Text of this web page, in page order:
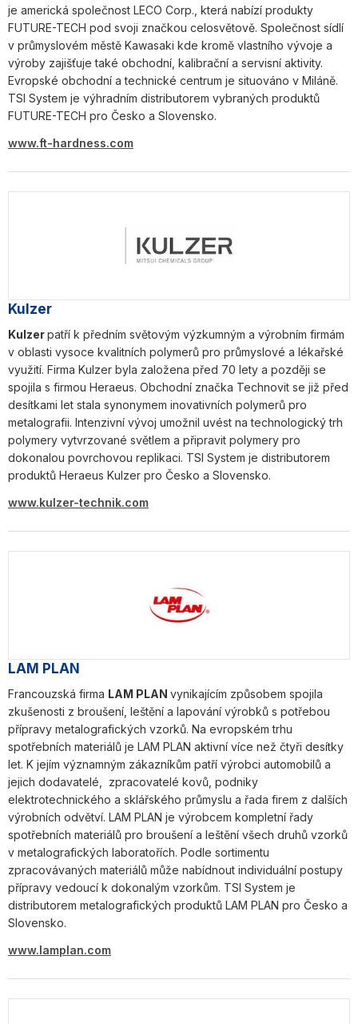
je americká společnost LECO Corp., která nabízí produkty
FUTURE-TECH pod svoji značkou celosvětově. Společnost sídlí
v průmyslovém městě Kawasaki kde kromě vlastního vývoje a
výroby zajišťuje také obchodní, kalibrační a servisní aktivity.
Evropské obchodní a technické centrum je situováno v Miláně.
TSI System je výhradním distributorem vybraných produktů
FUTURE-TECH pro Česko a Slovensko.
www.ft-hardness.com
Kulzer
Kulzerpatří k předním světovým výzkumným a výrobním firmám
v oblasti vysoce kvalitních polymerů pro průmyslové a lékařské
využití. Firma Kulzer byla založena před 70 lety a později se
spojila s firmou Heraeus. Obchodní značka Technovit se již před
desítkami let stala synonymem inovativních polymerů pro
metalografii. Intenzivní vývoj umožnil uvést na technologický trh
polymery vytvrzované světlem a připravit polymery pro
dokonalou povrchovou replikaci. TSI System je distributorem
produktů Heraeus Kulzer pro Česko a Slovensko.
www.kulzer-technik.com
LAM PLAN
Francouzská firma LAM PLAN vynikajícím způsobem spojila
zkušenosti z broušení, leštění a lapování výrobků s potřebou
přípravy metalografických vzorků. Na evropském trhu
spotřebních materiálů je LAM PLAN aktivní více než čtyři desítky
let. K jejím významným zákazníkům patří výrobci automobilů a
jejich dodavatelé, zpracovatelé kovů, podniky
elektrotechnického a sklářského průmyslu a řada firem z dalších
výrobních odvětví. LAM PLAN je výrobcem kompletní řady
spotřebních materiálů pro broušení a leštění všech druhů vzorků
v metalografických laboratořích. Podle sortimentu
zpracovávaných materiálů může nabídnout individuální postupy
přípravy vedoucí k dokonalým vzorkům. TSI System je
distributorem metalografických produktů LAM PLAN pro Česko a
Slovensko.
www.lamplan.com